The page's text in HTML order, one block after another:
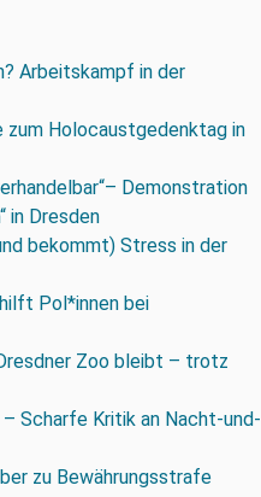
Arbeitskampf in der
zum Holocaustgedenktag in
Demonstration
in Dresden
bekommt) Stress in der
hilft Pol*innen bei
Zoo bleibt – trotz
Scharfe Kritik an Nacht-und-
zu Bewährungsstrafe